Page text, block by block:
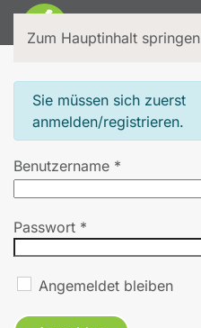
Zum Hauptinhalt springen
info
Sie müssen sich zuerst
anmelden/registrieren.
Benutzername *
Passwort *
Angemeldet bleiben